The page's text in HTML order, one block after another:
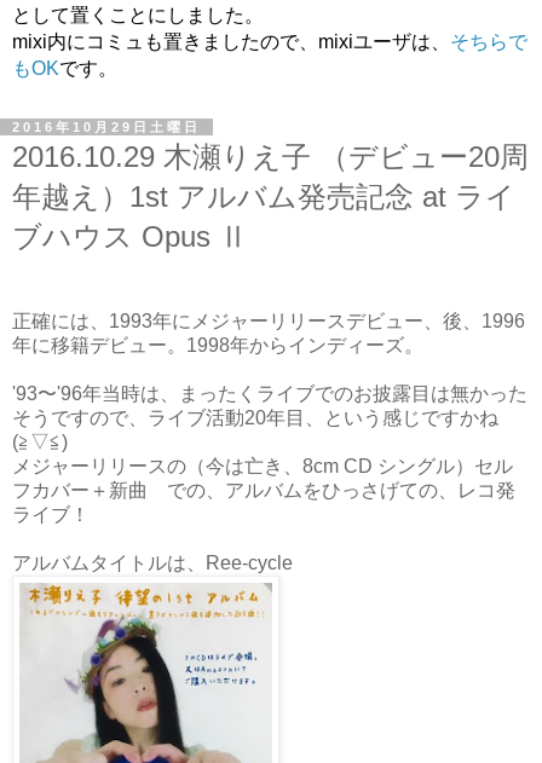
として置くことにしました。
mixi内にコミュも置きましたので、mixiユーザは、 そちらで
もOKです。
2016年10月29日土曜日
2016.10.29 木瀬りえ子 （デビュー20周
年越え）1st アルバム発売記念 at ライ
ブハウス Opus Ⅱ
正確には、1993年にメジャーリリースデビュー、後、1996
年に移籍デビュー。1998年からインディーズ。
'93〜'96年当時は、まったくライブでのお披露目は無かった
そうですので、ライブ活動20年目、という感じですかね
(≧▽≦)
メジャーリリースの（今は亡き、8cm CD シングル）セル
フカバー＋新曲 での、アルバムをひっさげての、レコ発
ライブ！
アルバムタイトルは、Ree-cycle